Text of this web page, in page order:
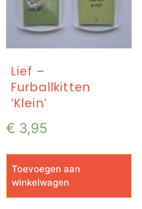
Lief –
Furballkitten
‘Klein’
€ 3,95
Toevoegen aan
winkelwagen